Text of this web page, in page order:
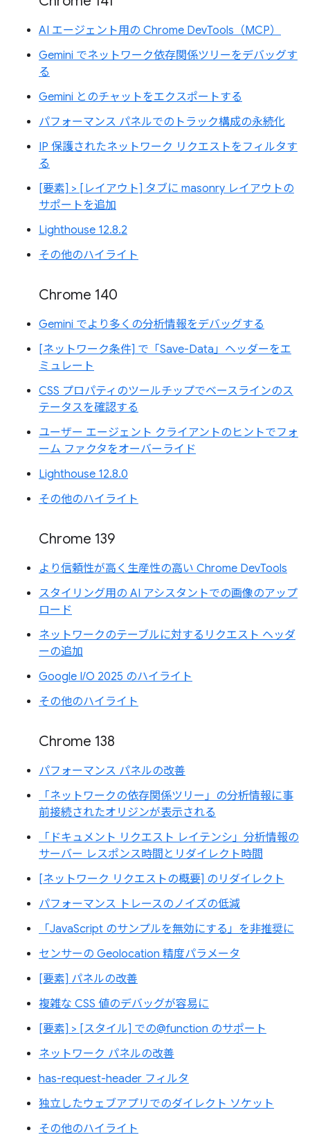
AI エージェント用の Chrome DevTools（MCP）
Gemini でネットワーク依存関係ツリーをデバッグす
る
Gemini とのチャットをエクスポートする
パフォーマンス パネルでのトラック構成の永続化
IP 保護されたネットワーク リクエストをフィルタす
る
[要素] > [レイアウト] タブに masonry レイアウトの
サポートを追加
Lighthouse 12.8.2
その他のハイライト
Chrome 140
Gemini でより多くの分析情報をデバッグする
[ネットワーク条件] で「Save-Data」ヘッダーをエ
ミュレート
CSS プロパティのツールチップでベースラインのス
テータスを確認する
ユーザー エージェント クライアントのヒントでフォ
ーム ファクタをオーバーライド
Lighthouse 12.8.0
その他のハイライト
Chrome 139
より信頼性が高く生産性の高い Chrome DevTools
スタイリング用の AI アシスタントでの画像のアップ
ロード
ネットワークのテーブルに対するリクエスト ヘッダ
ーの追加
Google I/O 2025 のハイライト
その他のハイライト
Chrome 138
パフォーマンス パネルの改善
「ネットワークの依存関係ツリー」の分析情報に事
前接続されたオリジンが表示される
「ドキュメント リクエスト レイテンシ」分析情報の
サーバー レスポンス時間とリダイレクト時間
[ネットワーク リクエストの概要] のリダイレクト
パフォーマンス トレースのノイズの低減
「JavaScript のサンプルを無効にする」を非推奨に
センサーの Geolocation 精度パラメータ
[要素] パネルの改善
複雑な CSS 値のデバッグが容易に
[要素] > [スタイル] での@function のサポート
ネットワーク パネルの改善
has-request-header フィルタ
独立したウェブアプリでのダイレクト ソケット
その他のハイライト